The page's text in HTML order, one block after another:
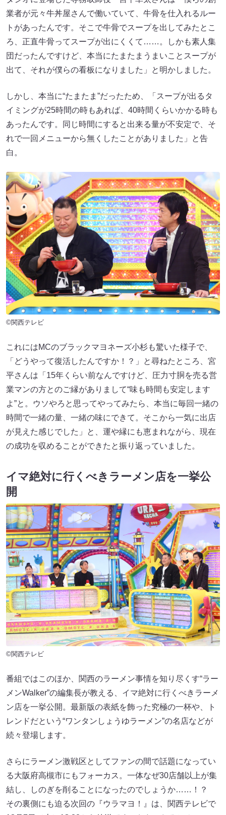
業者が元々牛丼屋さんで働いていて、牛骨を仕入れるルー
トがあったんです。そこで牛骨でスープを出してみたとこ
ろ、正直牛骨ってスープが出にくくて……。しかも素人集
団だったんですけど、本当にたまたまうまいことスープが
出て、それが僕らの看板になりました」と明かしました。
しかし、本当に“たまたま”だったため、「スープが出るタ
イミングが25時間の時もあれば、40時間くらいかかる時も
あったんです。同じ時間にすると出来る量が不安定で、そ
れで一回メニューから無くしたことがありました」と告
白。
©関西テレビ
これにはMCのブラックマヨネーズ小杉も驚いた様子で、
「どうやって復活したんですか！？」と尋ねたところ、宮
平さんは「15年くらい前なんですけど、圧力寸胴を売る営
業マンの方とのご縁がありまして“味も時間も安定します
よ”と。ウソやろと思ってやってみたら、本当に毎回一緒の
時間で一緒の量、一緒の味にできて。そこから一気に出店
が見えた感じでした」と、運や縁にも恵まれながら、現在
の成功を収めることができたと振り返っていました。
イマ絶対に行くべきラーメン店を一挙公
開
©関西テレビ
番組ではこのほか、関西のラーメン事情を知り尽くす“ラー
メンWalker”の編集長が教える、イマ絶対に行くべきラーメ
ン店を一挙公開。最新版の表紙を飾った究極の一杯や、ト
レンドだという“ワンタンしょうゆラーメン”の名店などが
続々登場します。
さらにラーメン激戦区としてファンの間で話題になってい
る大阪府高槻市にもフォーカス。一体なぜ30店舗以上が集
結し、しのぎを削ることになったのでしょうか……！？
その裏側にも迫る次回の『ウラマヨ！』は、関西テレビで